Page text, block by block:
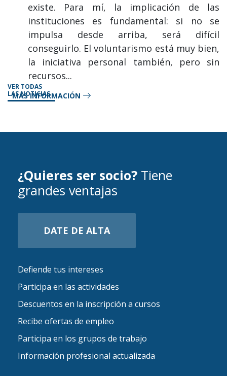
existe. Para mí, la implicación de las
instituciones es fundamental: si no se
impulsa desde arriba, será difícil
conseguirlo. El voluntarismo está muy bien,
la iniciativa personal también, pero sin
recursos...
MÁS INFORMACIÓN
VER TODAS
LAS NOTICIAS
¿Quieres ser socio? Tiene
grandes ventajas
DATE DE ALTA
Defiende tus intereses
Participa en las actividades
Descuentos en la inscripción a cursos
Recibe ofertas de empleo
Participa en los grupos de trabajo
Información profesional actualizada